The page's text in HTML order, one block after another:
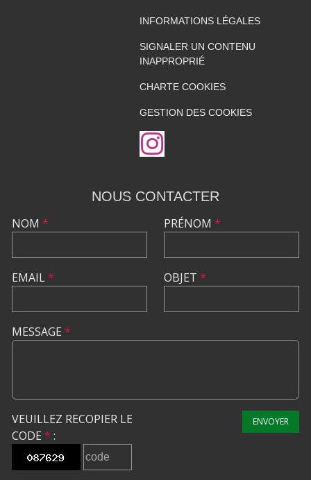
INFORMATIONS LÉGALES
SIGNALER UN CONTENU
INAPPROPRIÉ
CHARTE COOKIES
GESTION DES COOKIES
NOUS CONTACTER
NOM *
EMAIL*
PRÉNOM *
OBJET *
MESSAGE *
VEUILLEZ RECOPIER LE
CODE * :
ENVOYER